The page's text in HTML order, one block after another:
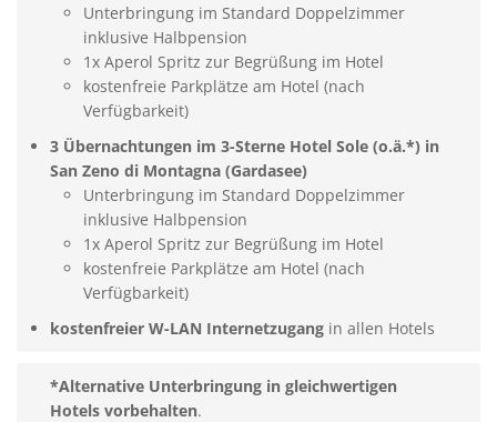
Unterbringung im Standard Doppelzimmer
inklusive Halbpension
1x Aperol Spritz zur Begrüßung im Hotel
kostenfreie Parkplätze am Hotel (nach
Verfügbarkeit)
3 Übernachtungen im 3-Sterne Hotel Sole (o.ä.*) in
San Zeno di Montagna (Gardasee)
Unterbringung im Standard Doppelzimmer
inklusive Halbpension
1x Aperol Spritz zur Begrüßung im Hotel
kostenfreie Parkplätze am Hotel (nach
Verfügbarkeit)
kostenfreier W-LAN Internetzugang in allen Hotels
*Alternative Unterbringung in gleichwertigen
Hotels vorbehalten.